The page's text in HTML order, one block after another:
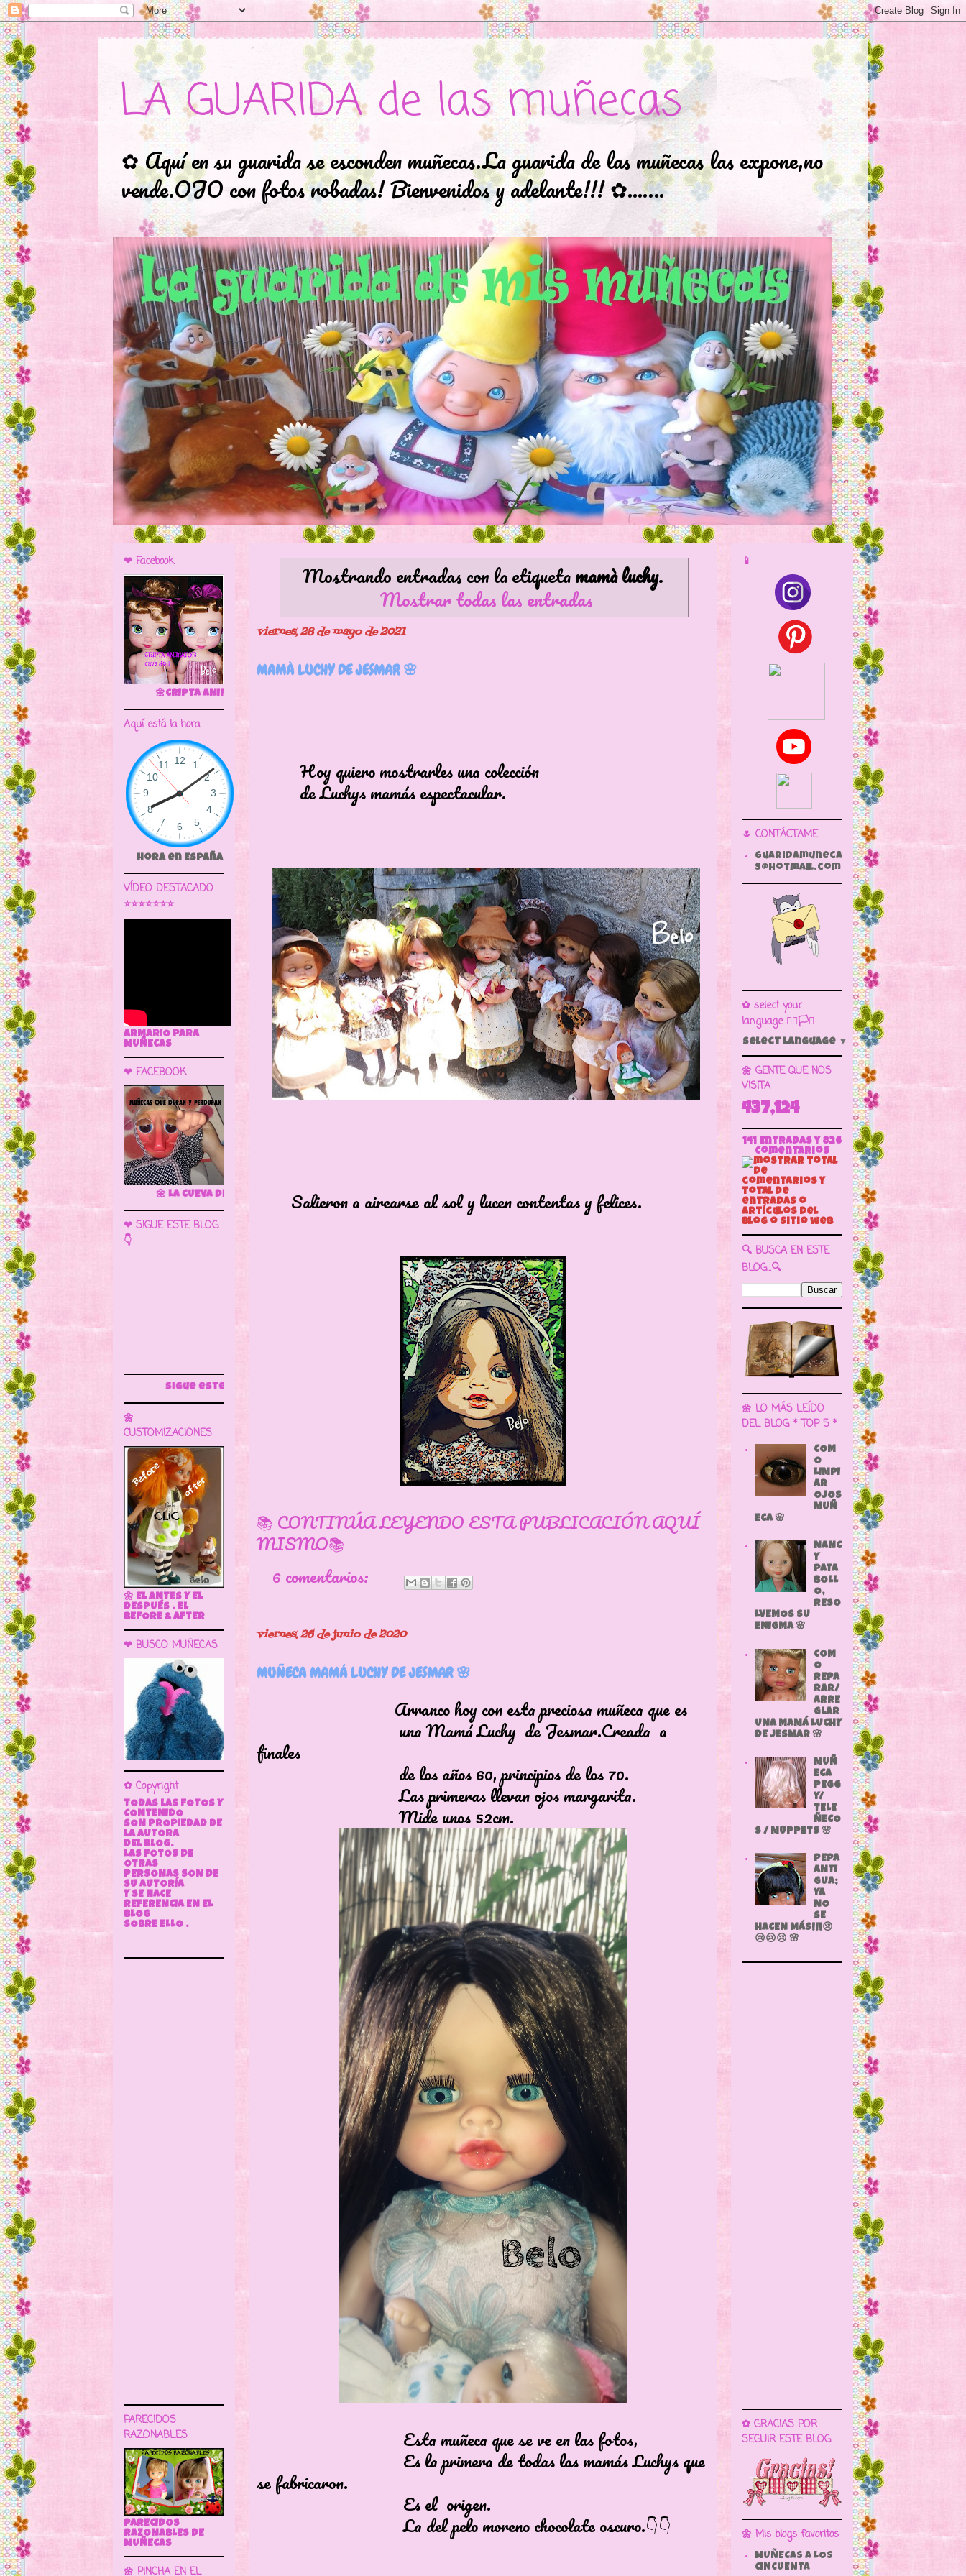
LA GUARIDA de las muñecas
✿ Aquí en su guarida se esconden muñecas.La guarida de las muñecas las expone,no
vende.OJO con fotos robadas! Bienvenidos y adelante!!! ✿...….
Mostrando entradas con la etiquetamamà luchy.
Mostrar todas las entradas
viernes, 28 de mayo de 2021
MAMÀ LUCHY DE JESMAR 🌸
Hoy quiero mostrarles una colección
de Luchys mamás espectacular.
Salieron a airearse al sol y lucen contentas y felices.
📚 CONTINÚA LEYENDO ESTA PUBLICACIÓN AQUÍ
MISMO📚
6 comentarios:
viernes, 26 de junio de 2020
MUÑECA MAMÁ LUCHY DE JESMAR 🌸
Arranco hoy con esta preciosa muñeca que es
una Mamá Luchy de Jesmar.Creada a
finales
de los años 60, principios de los 70.
Las primeras llevan ojos margarita.
Mide unos 52cm.
Esta muñeca que se ve en las fotos,
Es la primera de todas las mamás Luchys que
se fabricaron.
Es el origen.
La del pelo moreno chocolate oscuro.👇👇
❤ Facebook
🌼CRIPTA ANIMATOR CAVE DOLL
Aquí está la hora
Hora en España
VÍDEO DESTACADO
⭐⭐⭐⭐⭐⭐⭐
ARMARIO PARA
MUÑECAS
❤ FACEBOOK
🌼 LA CUEVA DE LAS MUÑECAS
❤ SIGUE ESTE BLOG
👇
Sigue este blog para más información
🌼
CUSTOMIZACIONES
🌼 EL ANTES Y EL
DESPUÉS . EL
BEFORE & AFTER
❤ BUSCO MUÑECAS
✿ Copyright
TODAS LAS FOTOS Y
CONTENIDO
SON PROPIEDAD DE
LA AUTORA
DEL BLOG.
LAS FOTOS DE
OTRAS
PERSONAS SON DE
SU AUTORÍA
Y SE HACE
REFERENCIA EN EL
BLOG
SOBRE ELLO .
PARECIDOS
RAZONABLES
PARECIDOS
RAZONABLES DE
MUÑECAS
🌼 PINCHA EN EL
📱
🌷 CONTÁCTAME
guaridamuneca
s@hotmail.com
✿ select your
language 🏳️‍🌈🏳️🏁
Select Language ▼
🌼 GENTE QUE NOS
VISITA
437,124
141 Entradas y 826
Comentarios
🔍 BUSCA EN ESTE
BLOG...🔍
🌼 LO MÁS LEÍDO
DEL BLOG * TOP 5 *
COM
O
LIMPI
AR
OJOS
MUÑ
ECA 🌸
NANC
Y
PATA
BOLL
O,
RESO
LVEMOS SU
ENIGMA 🌸
COM
O
REPA
RAR/
ARRE
GLAR
UNA MAMÁ LUCHY
DE JESMAR 🌸
MUÑ
ECA
PEGG
Y/
TELE
ÑECO
S / MUPPETS 🌸
PEPA
ANTI
GUA;
YA
NO
SE
HACEN MÁS!!!😢
😢😢😢 🌸
✿ GRACIAS POR
SEGUIR ESTE BLOG
🌼 Mis blogs favoritos
MUÑECAS A LOS
CINCUENTA